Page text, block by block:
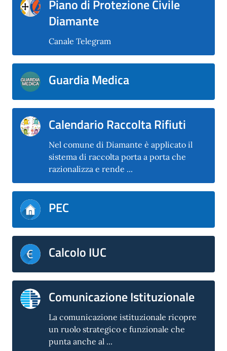
Piano di Protezione Civile
Diamante
Canale Telegram
Guardia Medica
Calendario Raccolta Rifiuti
Nel comune di Diamante è applicato il
sistema di raccolta porta a porta che
razionalizza e rende ...
PEC
Calcolo IUC
Comunicazione Istituzionale
La comunicazione istituzionale ricopre
un ruolo strategico e funzionale che
punta anche al ...